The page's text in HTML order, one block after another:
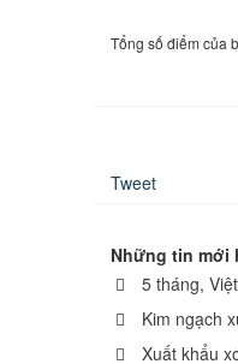
Tổng số điểm của
Tweet
Những tin mới
5 tháng,
Kim ngạch
Xuất khẩu